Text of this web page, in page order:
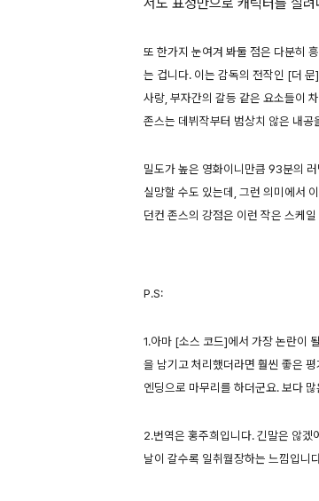
또 한가지 눈여겨 봐둘 점은 다분히
는 겁니다. 이는 감독의 전작인 [더
사랑, 부자간의 갈등 같은 요소들이
존스는 데뷔작부터 범상치 않은 내공
밀도가 높은 영화이니만큼 93분의
실망할 수도 있는데, 그런 의미에서
던컨 존스의 강점은 이런 작은 스케
P.S:
1.아마 [소스 코드]에서 가장 논란이
을 남기고 처리했더라면 훨씬 좋은
엔딩으로 마무리를 하더군요. 보다
2.번역은 홍주희입니다. 긴말은 않겠
날이 갈수록 일취월장하는 느낌입니